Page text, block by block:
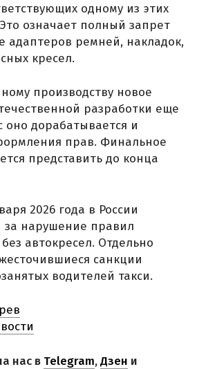
одному из этих
означает полный запрет
адаптеров ремней, накладок,
кресел.
производству новое
разработки еще
оно дорабатывается и
прав. Финальное
представить до конца
2026 года в России
нарушение правил
автокресел. Отдельно
санкции
водителей такси.
нас в Telegram,Дзен и